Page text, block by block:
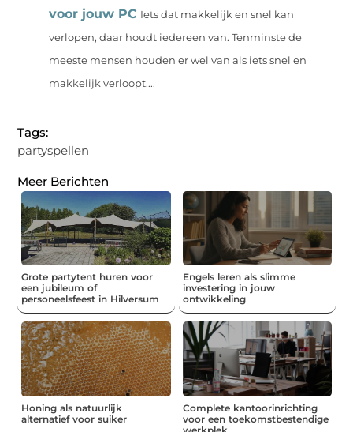
voor jouw PC Iets dat makkelijk en snel kan
verlopen, daar houdt iedereen van. Tenminste de
meeste mensen houden er wel van als iets snel en
makkelijk verloopt,...
Tags:
partyspellen
Meer Berichten
Grote partytent huren voor
een jubileum of
personeelsfeest in Hilversum
Engels leren als slimme
investering in jouw
ontwikkeling
Honing als natuurlijk
alternatief voor suiker
Complete kantoorinrichting
voor een toekomstbestendige